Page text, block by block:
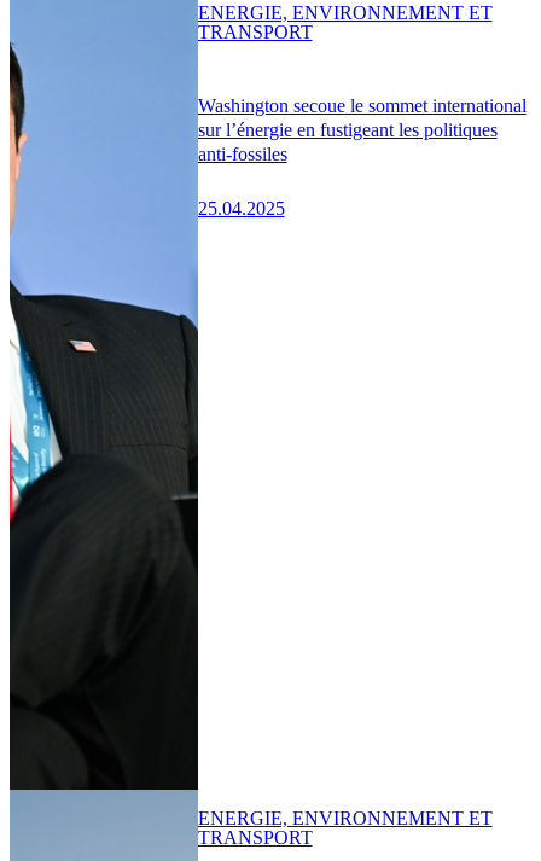
Washington secoue le sommet international
sur l’énergie en fustigeant les politiques
anti-fossiles
25.04.2025
ENERGIE, ENVIRONNEMENT ET
TRANSPORT
ENERGIE, ENVIRONNEMENT ET
TRANSPORT